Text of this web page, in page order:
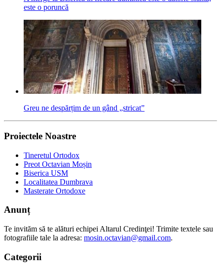
este o poruncă
Greu ne despărțim de un gând „stricat”
Proiectele Noastre
Tineretul Ortodox
Preot Octavian Moșin
Biserica USM
Localitatea Dumbrava
Masterate Ortodoxe
Anunț
Te invităm să te alături echipei Altarul Credinţei! Trimite textele sau
fotografiile tale la adresa: mosin.octavian@gmail.com.
Categorii